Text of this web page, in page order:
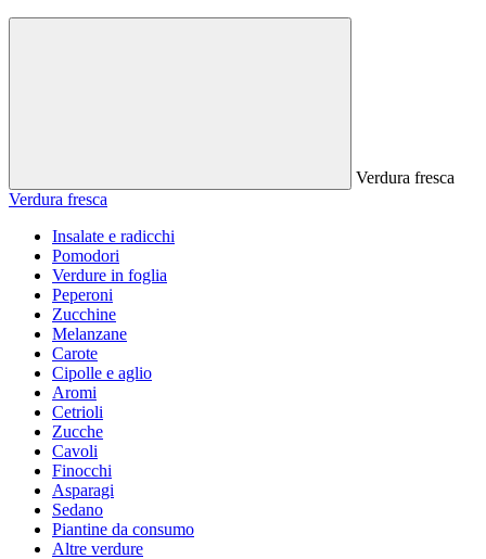
Verdura fresca
Verdura fresca
Insalate e radicchi
Pomodori
Verdure in foglia
Peperoni
Zucchine
Melanzane
Carote
Cipolle e aglio
Aromi
Cetrioli
Zucche
Cavoli
Finocchi
Asparagi
Sedano
Piantine da consumo
Altre verdure